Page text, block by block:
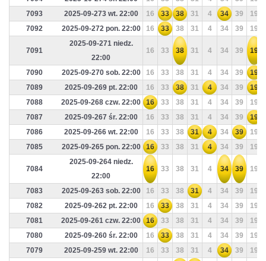
7093
2025-09-273 wt. 22:00 16 33 38 31 4 34 39
19
7092
2025-09-272 pon. 22:00 16 33 38 31 4 34 39 19
7091
2025-09-271 niedz.
22:00
16 33 38 31 4 34 39 19
7090 2025-09-270 sob. 22:00 16 33 38 31 4 34 39
19
7089
2025-09-269 pt. 22:00 16 33 38 31 4 34 39
19
7088
2025-09-268 czw. 22:00 16 33 38 31 4 34 39
19
7087
2025-09-267 śr. 22:00 16 33 38 31 4 34 39
19
7086
2025-09-266 wt. 22:00 16 33 38 31 4 34 39
19
7085
2025-09-265 pon. 22:00 16 33 38 31 4 34 39 19
7084
2025-09-264 niedz.
22:00
16 33 38 31 4 34 39 19
7083 2025-09-263 sob. 22:00 16 33 38 31 4 34 39
19
7082
2025-09-262 pt. 22:00 16 33 38 31 4 34 39
19
7081
2025-09-261 czw. 22:00 16 33 38 31 4 34 39
19
7080
2025-09-260 śr. 22:00 16 33 38 31 4 34 39
19
7079
2025-09-259 wt. 22:00 16 33 38 31 4 34 39
19